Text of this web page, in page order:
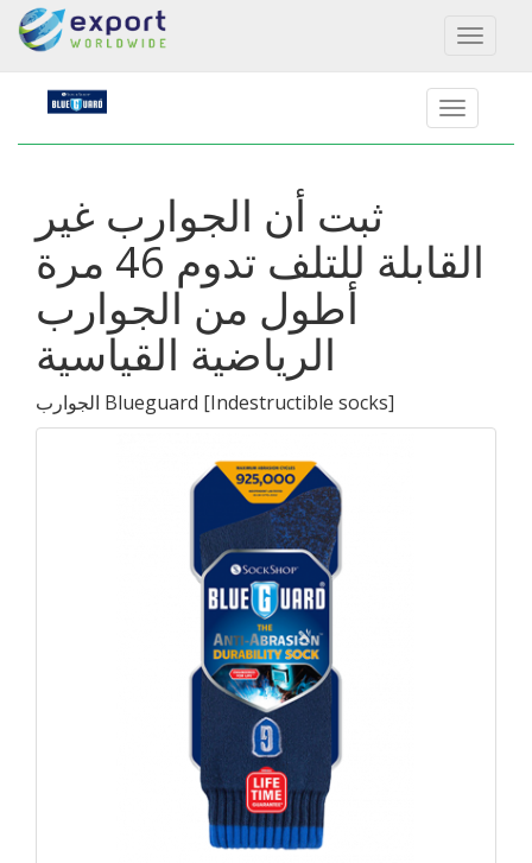
Toggle
ثبت أن الجوارب غير
القابلة للتلف تدوم 46 مرة
أطول من الجوارب
الرياضية القياسية
الجوارب Blueguard [Indestructible socks]